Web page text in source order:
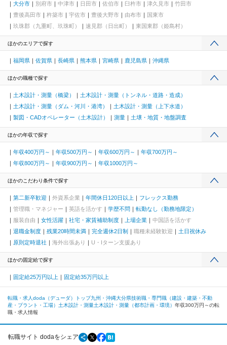
大分市 別府市 中津市 日田市 佐伯市 臼杵市 津久見市
竹田市
豊後高田市
杵築市 宇佐市 豊後大野市 由布市
国東市
玖珠郡（九重町、玖珠町）
速見郡（日出町） 東国東郡（姫島村）
ほかのエリアで探す
福岡県 佐賀県 長崎県 熊本県 宮崎県 鹿児島県 沖縄県
ほかの職種で探す
土木設計・測量（橋梁）
土木設計・測量（トンネル・道路・造成）
土木設計・測量（ダム・河川・港湾）
土木設計・測量（上下水道）
製図・CADオペレーター（土木設計）
測量 土壌・地質・地盤調査
ほかの年収で探す
年収400万円～ 年収500万円～ 年収600万円～
年収700万円～
年収800万円～
年収900万円～ 年収1000万円～
ほかのこだわり条件で探す
第二新卒歓迎 外資系企業 年間休日120日以上
フレックス勤務
管理職・マネジャー
英語を活かす 学歴不問
転勤なし（勤務地限定）
服装自由
女性活躍 社宅・家賃補助制度 上場企業
中国語を活かす
退職金制度
残業20時間未満 完全週休2日制 職種未経験歓迎
土日祝休み
原則定時退社
海外出張あり U・Iターン支援あり
ほかの固定給で探す
固定給25万円以上 固定給35万円以上
転職・求人doda（デューダ）トップ九州・沖縄大分県技術職・専門職（建設・建築・不動
産・プラント・工場） 土木設計・測量土木設計・測量（都市計画・環境） 年収300万円～の転
職・求人情報
転職サイト dodaをシェア